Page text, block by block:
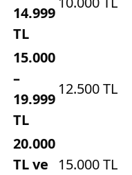
14.999
TL
15.000
–
19.999
TL
12.500 TL
20.000
TL ve
15.000 TL